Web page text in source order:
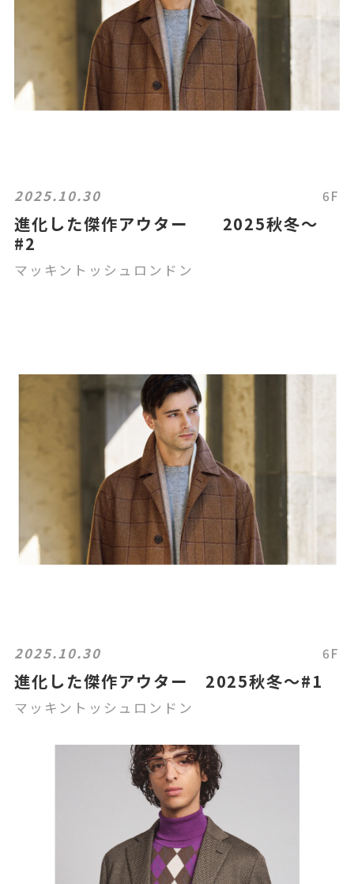
2025.10.30 6F
進化した傑作アウター 2025秋冬〜
#2
マッキントッシュロンドン
2025.10.30 6F
進化した傑作アウター 2025秋冬〜#1
マッキントッシュロンドン